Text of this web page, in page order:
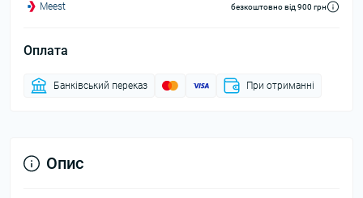
Meest безкоштовно від 900 грн
Оплата
Банківський переказ При отриманні
Опис